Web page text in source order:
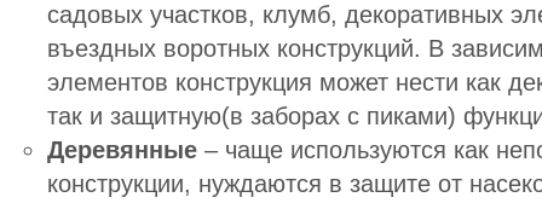
садовых участков, клумб, декоративных
въездных воротных конструкций. В
элементов конструкция может нести как
так и защитную(в заборах с пиками)
Деревянные– чаще используются как
конструкции, нуждаются в защите от